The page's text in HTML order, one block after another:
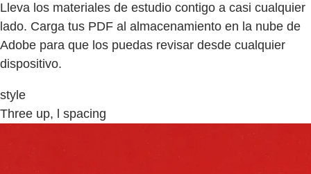
Lleva los materiales de estudio contigo a casi cualquier
lado. Carga tus PDF al almacenamiento en la nube de
Adobe para que los puedas revisar desde cualquier
dispositivo.
style
Three up, l spacing